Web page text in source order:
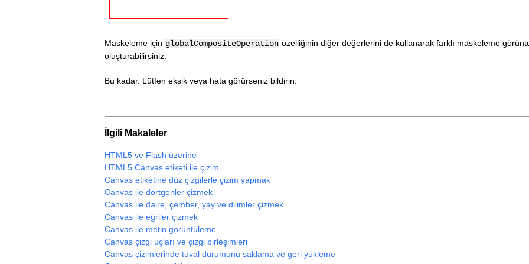
Maskeleme için globalCompositeOperation özelliğinin diğer değerlerini de kullanarak farklı maskeleme
oluşturabilirsiniz.
Bu kadar. Lütfen eksik veya hata görürseniz bildirin.
İlgili Makaleler
HTML5 ve Flash üzerine
HTML5 Canvas etiketi ile çizim
Canvas etiketine düz çizgilerle çizim yapmak
Canvas ile dörtgenler çizmek
Canvas ile daire, çember, yay ve dilimler çizmek
Canvas ile eğriler çizmek
Canvas ile metin görüntüleme
Canvas çizgi uçları ve çizgi birleşimleri
Canvas çizimlerinde tuval durumunu saklama ve geri yükleme